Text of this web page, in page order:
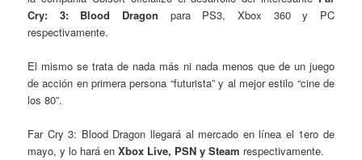
Cry: 3: Blood Dragon para PS3, Xbox 360 y PC
respectivamente.
El mismo se trata de nada más ni nada menos que de un juego
de acción en primera persona “futurista” y al mejor estilo “cine de
los 80”.
Far Cry 3: Blood Dragon llegará al mercado en línea el 1ero de
mayo, y lo hará enXbox Live, PSN y Steam respectivamente.